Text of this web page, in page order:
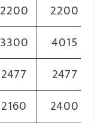
2200
2200
3300
4015
2477
2477
2160
2400